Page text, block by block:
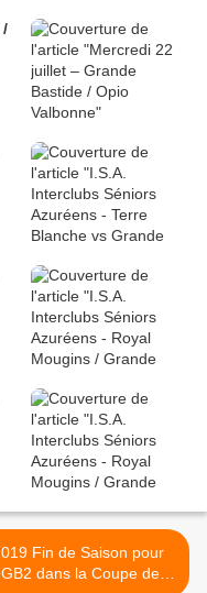
/
Fin de Saison pour
dans la Coupe de l